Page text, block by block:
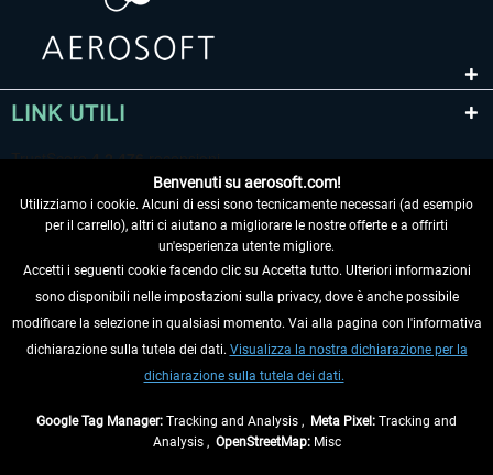
LINK UTILI
RECEDERE DAL CONTRATTO
INFORMAZIONI
Benvenuti su aerosoft.com!
Utilizziamo i cookie. Alcuni di essi sono tecnicamente necessari (ad esempio
per il carrello), altri ci aiutano a migliorare le nostre offerte e a offrirti
un'esperienza utente migliore.
Accetti i seguenti cookie facendo clic su Accetta tutto. Ulteriori informazioni
sono disponibili nelle impostazioni sulla privacy, dove è anche possibile
modificare la selezione in qualsiasi momento. Vai alla pagina con l'informativa
dichiarazione sulla tutela dei dati. Visualizza la nostra dichiarazione per la
dichiarazione sulla tutela dei dati.
Google Tag Manager: Tracking and Analysis , Meta Pixel: Tracking and
Analysis , OpenStreetMap:Misc